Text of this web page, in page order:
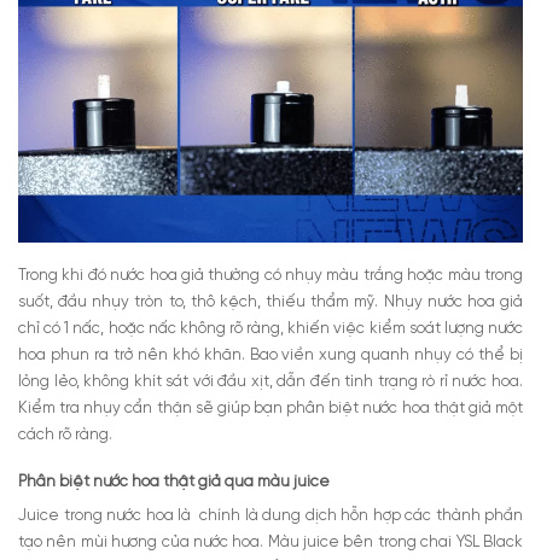
Trong khi đó nước hoa giả thường có nhụy màu trắng hoặc màu trong
suốt, đầu nhụy tròn to, thô kệch, thiếu thẩm mỹ. Nhụy nước hoa giả
chỉ có 1 nấc, hoặc nấc không rõ ràng, khiến việc kiểm soát lượng nước
hoa phun ra trở nên khó khăn. Bao viền xung quanh nhụy có thể bị
lỏng lẻo, không khít sát với đầu xịt, dẫn đến tình trạng rò rỉ nước hoa.
Kiểm tra nhụy cẩn thận sẽ giúp bạn phân biệt nước hoa thật giả một
cách rõ ràng.
Phân biệt nước hoa thật giả qua màu juice
Juice trong nước hoa là chính là dung dịch hỗn hợp các thành phần
tạo nên mùi hương của nước hoa. Màu juice bên trong chai YSL Black